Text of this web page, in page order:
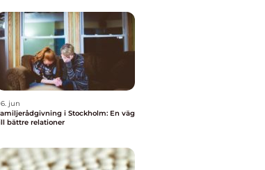
jun
i Stockholm: En väg
bättre relationer